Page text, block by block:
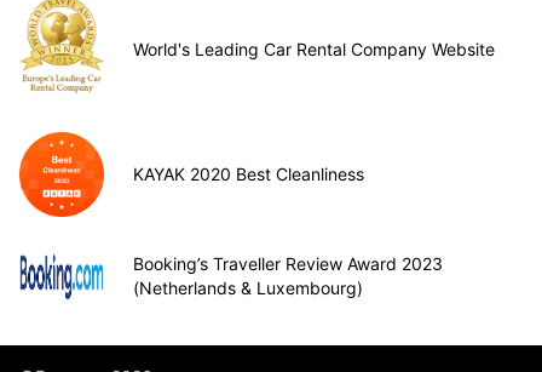
World's Leading Car Rental Company Website
KAYAK 2020 Best Cleanliness
Booking’s Traveller Review Award 2023
(Netherlands & Luxembourg)